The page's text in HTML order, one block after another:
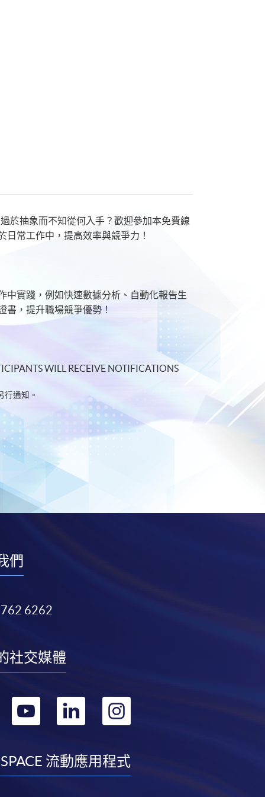
於抽象而不知從何入手？歡迎參加本免費線
常工作中，提高效率與競爭力！
中實踐，例如快速數據分析、自動化報告生
書，提升職場競爭優勢！
WILL RECEIVE NOTIFICATIONS
行通知。​
們
6262
社交媒體
轉
youtube
轉
linkedininstagram
流動應用程式